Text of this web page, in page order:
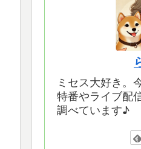
ミセス大好き。
特番やライブ配
調べています♪